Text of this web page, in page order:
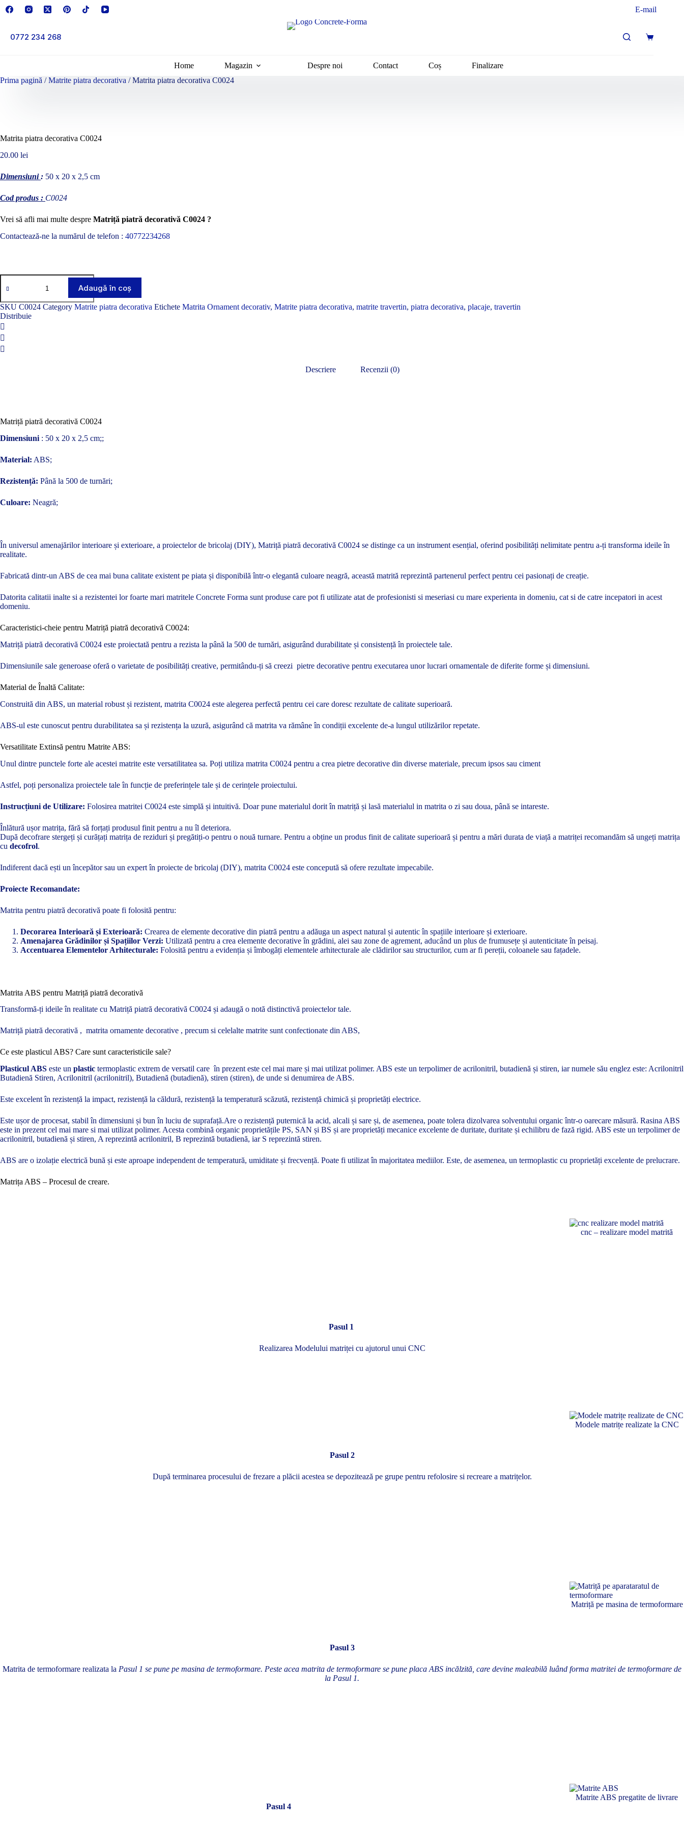
Sari
E-mail
0772 234 268
Coș
Home Magazin Despre noi Contact Coș
Finalizare
Prima pagină /Matrite piatra decorativa / Matrita piatra decorativa C0024
Matrita piatra decorativa C0024
20.00 lei
Dimensiuni: 50 x 20 x 2,5 cm
Cod produs : C0024
Vrei să afli mai multe despre Matriță piatră decorativă C0024 ?
Contactează-ne la numărul de telefon : 40772234268
Cantitate
Matrita
decorativa
C0024
Adaugă în coș
SKU C0024 Category Matrite piatra decorativa Etichete Matrita Ornament decorativ, Matrite piatra decorativa, matrite travertin, piatra decorativa, placaje, travertin
Distribuie
Descriere Recenzii (0)
Matriță piatră decorativă C0024
Dimensiuni : 50 x 20 x 2,5 cm;;
Material: ABS;
Rezistență: Până la 500 de turnări;
Culoare: Neagră;
În universul amenajărilor interioare și exterioare, a proiectelor de bricolaj (DIY), Matriță piatră decorativă C0024 se distinge ca un instrument esențial, oferind posibilități nelimitate pentru a-ți transforma ideile în
realitate.
Fabricată dintr-un ABS de cea mai buna calitate existent pe piata și disponibilă într-o elegantă culoare neagră, această matrită reprezintă partenerul perfect pentru cei pasionați de creație.
Datorita calitatii inalte si a rezistentei lor foarte mari matritele Concrete Forma sunt produse care pot fi utilizate atat de profesionisti si meseriasi cu mare experienta in domeniu, cat si de catre incepatori in acest
domeniu.
Caracteristici-cheie pentru Matriță piatră decorativă C0024:
Matriță piatră decorativă C0024 este proiectată pentru a rezista la până la 500 de turnări, asigurând durabilitate și consistență în proiectele tale.
Dimensiunile sale generoase oferă o varietate de posibilități creative, permitându-ți să creezi pietre decorative pentru executarea unor lucrari ornamentale de diferite forme și dimensiuni.
Material de Înaltă Calitate:
Construită din ABS, un material robust și rezistent, matrita C0024 este alegerea perfectă pentru cei care doresc rezultate de calitate superioară.
ABS-ul este cunoscut pentru durabilitatea sa și rezistența la uzură, asigurând că matrita va rămâne în condiții excelente de-a lungul utilizărilor repetate.
Versatilitate Extinsă pentru Matrite ABS:
Unul dintre punctele forte ale acestei matrite este versatilitatea sa. Poți utiliza matrita C0024 pentru a crea pietre decorative din diverse materiale, precum ipsos sau ciment
Astfel, poți personaliza proiectele tale în funcție de preferințele tale și de cerințele proiectului.
Instrucțiuni de Utilizare: Folosirea matritei C0024 este simplă și intuitivă. Doar pune materialul dorit în matriță și lasă materialul in matrita o zi sau doua, până se intareste.
Înlătură ușor matrița, fără să forțați produsul finit pentru a nu îl deteriora.
După decofrare stergeți și curățați matrița de reziduri și pregătiți-o pentru o nouă turnare. Pentru a obține un produs finit de calitate superioară și pentru a mări durata de viață a matriței recomandăm să ungeți matrița
cu decofrol.
Indiferent dacă ești un începător sau un expert în proiecte de bricolaj (DIY), matrita C0024 este concepută să ofere rezultate impecabile.
Proiecte Recomandate:
Matrita pentru piatră decorativă poate fi folosită pentru:
Decorarea Interioară și Exterioară: Crearea de elemente decorative din piatră pentru a adăuga un aspect natural și autentic în spațiile interioare și exterioare.
Amenajarea Grădinilor și Spațiilor Verzi: Utilizată pentru a crea elemente decorative în grădini, alei sau zone de agrement, aducând un plus de frumusețe și autenticitate în peisaj.
Accentuarea Elementelor Arhitecturale: Folosită pentru a evidenția și îmbogăți elementele arhitecturale ale clădirilor sau structurilor, cum ar fi pereții, coloanele sau fațadele.
Matrita ABS pentru Matriță piatră decorativă
Transformă-ți ideile în realitate cu Matriță piatră decorativă C0024 și adaugă o notă distinctivă proiectelor tale.
Matriță piatră decorativă , matrita ornamente decorative , precum si celelalte matrite sunt confectionate din ABS,
Ce este plasticul ABS? Care sunt caracteristicile sale?
Plasticul ABS este un plastic termoplastic extrem de versatil care în prezent este cel mai mare și mai utilizat polimer. ABS este un terpolimer de acrilonitril, butadienă și stiren, iar numele său englez este: Acrilonitril
Butadienă Stiren, Acrilonitril (acrilonitril), Butadienă (butadienă), stiren (stiren), de unde si denumirea de ABS.
Este excelent în rezistență la impact, rezistență la căldură, rezistență la temperatură scăzută, rezistență chimică și proprietăți electrice.
Este ușor de procesat, stabil în dimensiuni și bun în luciu de suprafață.Are o rezistență puternică la acid, alcali și sare și, de asemenea, poate tolera dizolvarea solventului organic într-o oarecare măsură. Rasina ABS
este in prezent cel mai mare si mai utilizat polimer. Acesta combină organic proprietățile PS, SAN și BS și are proprietăți mecanice excelente de duritate, duritate și echilibru de fază rigid. ABS este un terpolimer de
acrilonitril, butadienă și stiren, A reprezintă acrilonitril, B reprezintă butadienă, iar S reprezintă stiren.
ABS are o izolație electrică bună și este aproape independent de temperatură, umiditate și frecvență. Poate fi utilizat în majoritatea mediilor. Este, de asemenea, un termoplastic cu proprietăți excelente de prelucrare.
Matrița ABS – Procesul de creare.
cnc – realizare model matrită
Pasul 1
Realizarea Modelului matriței cu ajutorul unui CNC
Modele matrițe realizate la CNC
Pasul 2
După terminarea procesului de frezare a plăcii acestea se depozitează pe grupe pentru refolosire si recreare a matrițelor.
Matriță pe masina de termoformare
Pasul 3
Matrita de termoformare realizata la Pasul 1 se pune pe masina de termoformare. Peste acea matrita de termoformare se pune placa ABS incălzită, care devine maleabilă luând forma matritei de termoformare de
la Pasul 1.
Matrite ABS pregatite de livrare
Pasul 4